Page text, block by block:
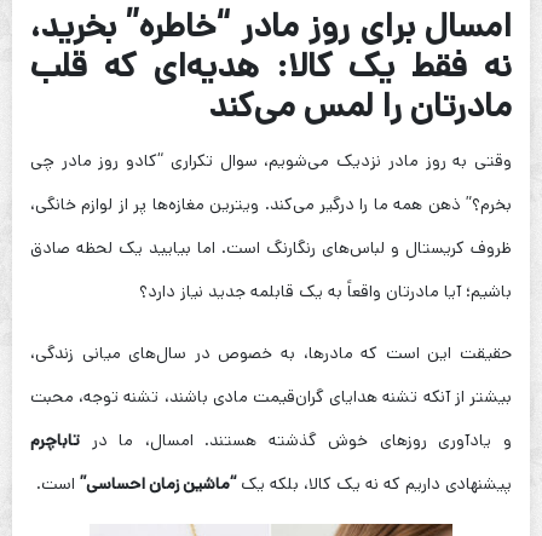
امسال برای روز مادر “خاطره” بخرید،
نه فقط یک کالا: هدیه‌ای که قلب
مادرتان را لمس می‌کند
وقتی به روز مادر نزدیک می‌شویم، سوال تکراری “کادو روز مادر چی
بخرم؟” ذهن همه ما را درگیر می‌کند. ویترین مغازه‌ها پر از لوازم خانگی،
ظروف کریستال و لباس‌های رنگارنگ است. اما بیایید یک لحظه صادق
باشیم؛ آیا مادرتان واقعاً به یک قابلمه جدید نیاز دارد؟
حقیقت این است که مادرها، به خصوص در سال‌های میانی زندگی،
بیشتر از آنکه تشنه هدایای گران‌قیمت مادی باشند، تشنه توجه، محبت
و یادآوری روزهای خوش گذشته هستند. امسال، ما در تاباچرم
پیشنهادی داریم که نه یک کالا، بلکه یک“ماشین زمان احساسی” است.